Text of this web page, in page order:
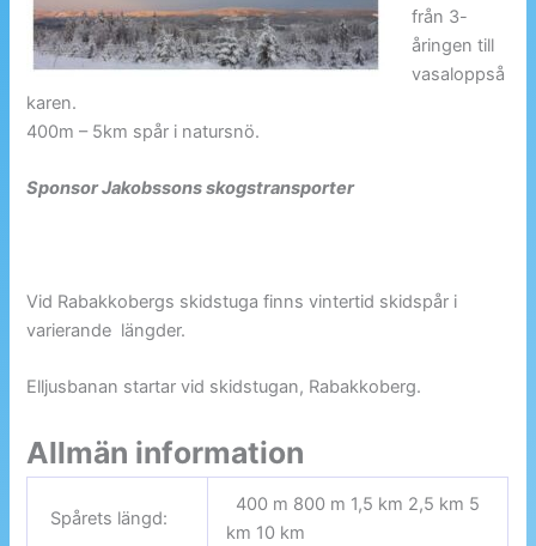
från 3-
åringen till
vasaloppså
karen.
400m – 5km spår i natursnö.
Sponsor Jakobssons skogstransporter
Vid Rabakkobergs skidstuga finns vintertid skidspår i
varierande längder.
Elljusbanan startar vid skidstugan, Rabakkoberg.
Allmän information
Spårets längd:
400 m 800 m 1,5 km 2,5 km 5
km 10 km